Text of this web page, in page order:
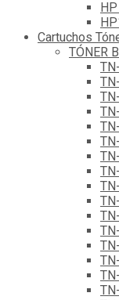
Cartuchos
TÓNER